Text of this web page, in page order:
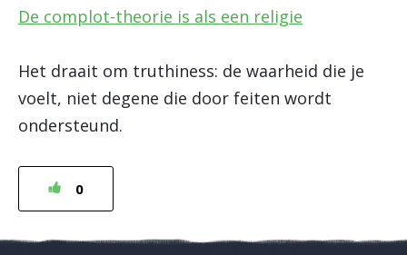
De complot-theorie is als een religie
Het draait om truthiness: de waarheid die je
voelt, niet degene die door feiten wordt
ondersteund.
0